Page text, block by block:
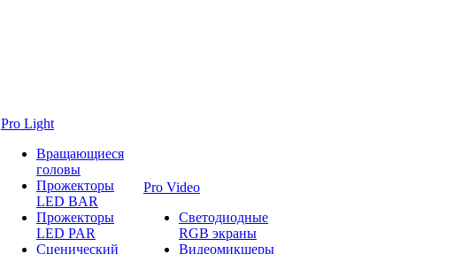
Pro Light
Вращающиеся
головы
Прожекторы
LED BAR
Прожекторы
LED PAR
Сценический
Pro Video
Светодиодные
RGB экраны
Видеомикшеры